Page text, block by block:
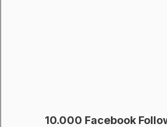
10.000 Facebook